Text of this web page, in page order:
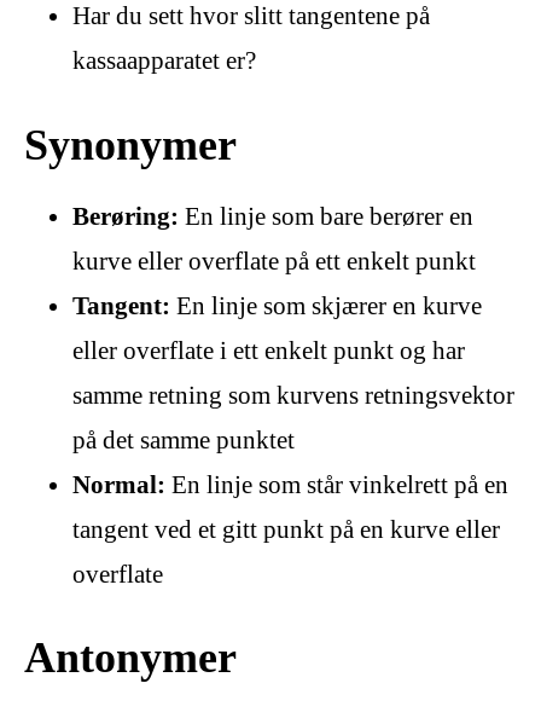
Har du sett hvor slitt tangentene på
kassaapparatet er?
Synonymer
Berøring: En linje som bare berører en
kurve eller overflate på ett enkelt punkt
Tangent: En linje som skjærer en kurve
eller overflate i ett enkelt punkt og har
samme retning som kurvens retningsvektor
på det samme punktet
Normal: En linje som står vinkelrett på en
tangent ved et gitt punkt på en kurve eller
overflate
Antonymer